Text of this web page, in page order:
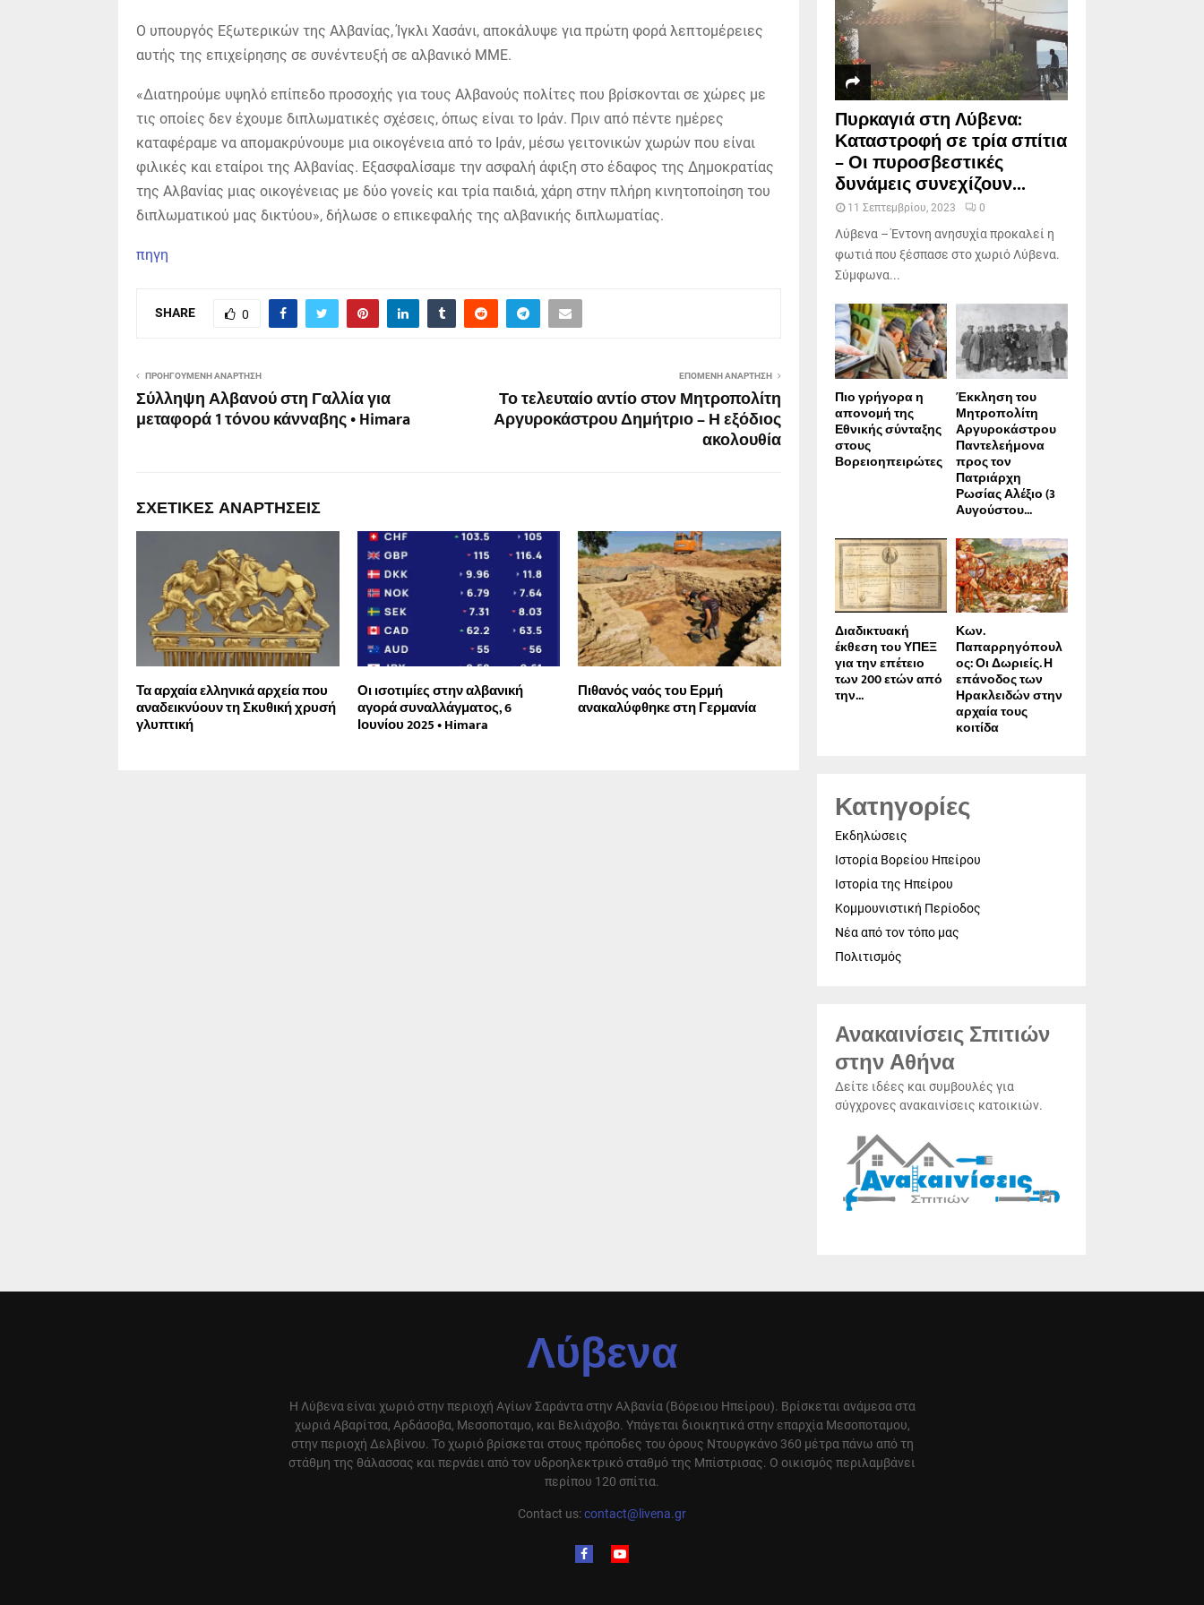
Ο υπουργός Εξωτερικών της Αλβανίας, Ίγκλι Χασάνι, αποκάλυψε για πρώτη φορά λεπτομέρειες
αυτής της επιχείρησης σε συνέντευξή σε αλβανικό ΜΜΕ.
«Διατηρούμε υψηλό επίπεδο προσοχής για τους Αλβανούς πολίτες που βρίσκονται σε χώρες με
τις οποίες δεν έχουμε διπλωματικές σχέσεις, όπως είναι το Ιράν. Πριν από πέντε ημέρες
καταφέραμε να απομακρύνουμε μια οικογένεια από το Ιράν, μέσω γειτονικών χωρών που είναι
φιλικές και εταίροι της Αλβανίας. Εξασφαλίσαμε την ασφαλή άφιξη στο έδαφος της Δημοκρατίας
της Αλβανίας μιας οικογένειας με δύο γονείς και τρία παιδιά, χάρη στην πλήρη κινητοποίηση του
διπλωματικού μας δικτύου», δήλωσε ο επικεφαλής της αλβανικής διπλωματίας.
πηγη
SHARE 0
ΠΡΟΗΓΟΎΜΕΝΗ ΑΝΆΡΤΗΣΗ
Σύλληψη Αλβανού στη Γαλλία για
μεταφορά 1 τόνου κάνναβης • Himara
ΕΠΌΜΕΝΗ ΑΝΆΡΤΗΣΗ
Το τελευταίο αντίο στον Μητροπολίτη
Αργυροκάστρου Δημήτριο – Η εξόδιος
ακολουθία
ΣΧΕΤΙΚΈΣ ΑΝΑΡΤΉΣΕΙΣ
Τα αρχαία ελληνικά αρχεία που
αναδεικνύουν τη Σκυθική χρυσή
γλυπτική
Οι ισοτιμίες στην αλβανική
αγορά συναλλάγματος, 6
Ιουνίου 2025 • Himara
Πιθανός ναός του Ερμή
ανακαλύφθηκε στη Γερμανία
Πυρκαγιά στη Λύβενα:
Καταστροφή σε τρία σπίτια
– Οι πυροσβεστικές
δυνάμεις συνεχίζουν...
11 Σεπτεμβρίου, 2023 0
Λύβενα – Έντονη ανησυχία προκαλεί η
φωτιά που ξέσπασε στο χωριό Λύβενα.
Σύμφωνα...
Πιο γρήγορα η
απονοµή της
Εθνικής σύνταξης
στους
Βορειοηπειρώτες
Έκκληση του
Μητροπολίτη
Αργυροκάστρου
Παντελεήμονα
προς τον
Πατριάρχη
Ρωσίας Αλέξιο (3
Αυγούστου...
Διαδικτυακή
έκθεση του ΥΠΕΞ
για την επέτειο
των 200 ετών από
την...
Κων.
Παπαρρηγόπουλ
ος: Οι Δωριείς. Η
επάνοδος των
Ηρακλειδών στην
αρχαία τους
κοιτίδα
Κατηγορίες
Εκδηλώσεις
Ιστορία Βορείου Ηπείρου
Ιστορία της Ηπείρου
Κομμουνιστική Περίοδος
Νέα από τον τόπο μας
Πολιτισμός
Ανακαινίσεις Σπιτιών
στην Αθήνα
Δείτε ιδέες και συμβουλές για
σύγχρονες ανακαινίσεις κατοικιών.
Λύβενα
Η Λύβενα είναι χωριό στην περιοχή Αγίων Σαράντα στην Αλβανία (Βόρειου Ηπείρου). Βρίσκεται ανάμεσα στα
χωριά Αβαρίτσα, Αρδάσοβα, Μεσοποταμο, και Βελιάχοβο. Υπάγεται διοικητικά στην επαρχία Μεσοποταμου,
στην περιοχή Δελβίνου. Το χωριό βρίσκεται στους πρόποδες του όρους Ντουργκάνο 360 μέτρα πάνω από τη
στάθμη της θάλασσας και περνάει από τον υδροηλεκτρικό σταθμό της Μπίστρισας. Ο οικισμός περιλαμβάνει
περίπου 120 σπίτια.
Contact us:contact@livena.gr